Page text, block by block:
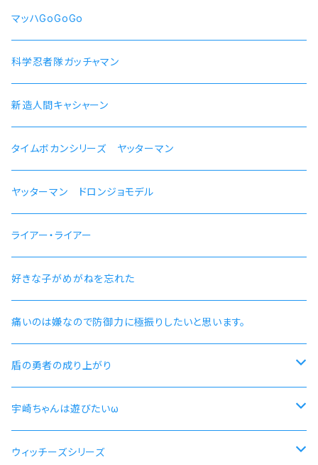
【シルフィエット】腕時計 本数限定商品
【ルイジェルド】腕時計 本数限定
【パウロ・グレイラッド】腕時計 本数限定
【オルステッド】腕時計 本数限定
紅
ラン モデル
かにこ
マッハGoGoGo 55周年記念モデル
科学忍者隊ガッチャマン 50周年記念モデル
新造人間キャシャーン 50周年記念モデル
タイムボカンシリーズ ヤッターマン 45周年記念モデル
マッハGoGoGo
科学忍者隊ガッチャマン
新造人間キャシャーン
タイムボカンシリーズ ヤッターマン
ヤッターマン ドロンジョモデル
ライアー・ライアー
好きな子がめがねを忘れた
痛いのは嫌なので防御力に極振りしたいと思います。
盾の勇者の成り上がり
尚文
ラフタリア
宇崎ちゃんは遊びたいω
宇崎ちゃんモデル
ウィッチーズシリーズ